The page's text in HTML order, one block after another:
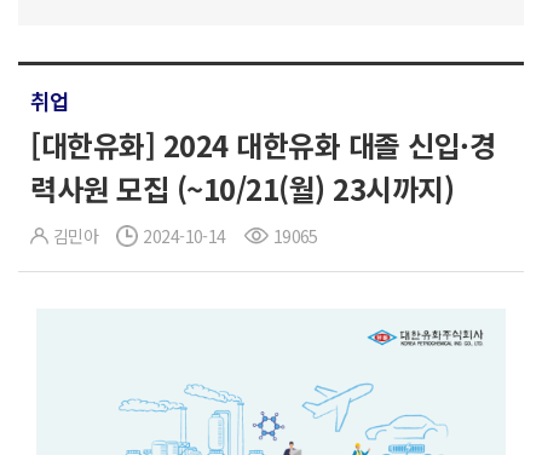
취업
[대한유화] 2024 대한유화 대졸 신입·경
력사원 모집 (~10/21(월) 23시까지)
김민아 2024-10-14 19065